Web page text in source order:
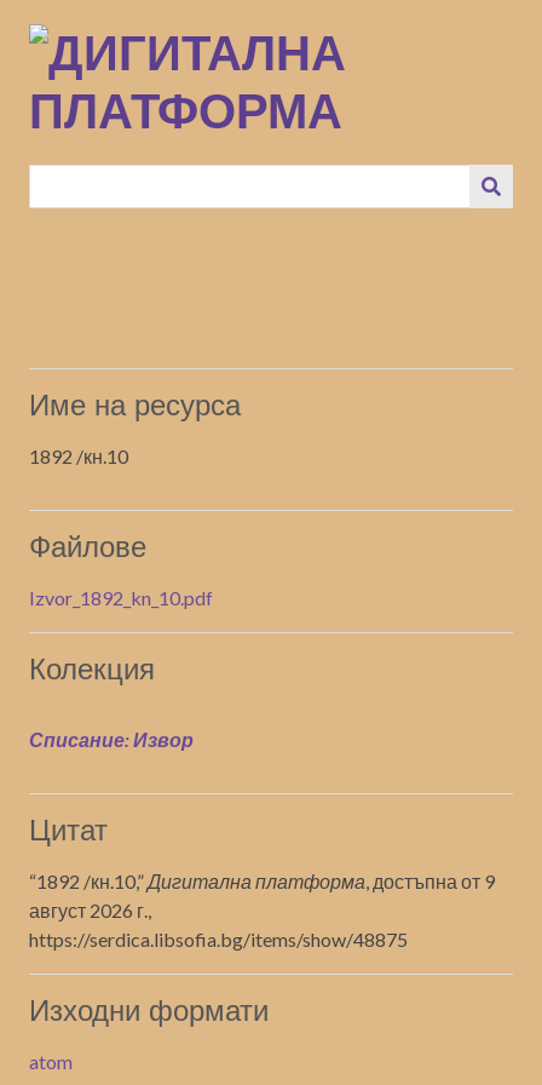
към
основното
съдържание
Име на ресурса
1892 /кн.10
Файлове
Izvor_1892_kn_10.pdf
Колекция
Списание: Извор
Цитат
“1892 /кн.10,”Дигитална платформа, достъпна от 9
август 2026 г.,
https://serdica.libsofia.bg/items/show/48875
Изходни формати
atom